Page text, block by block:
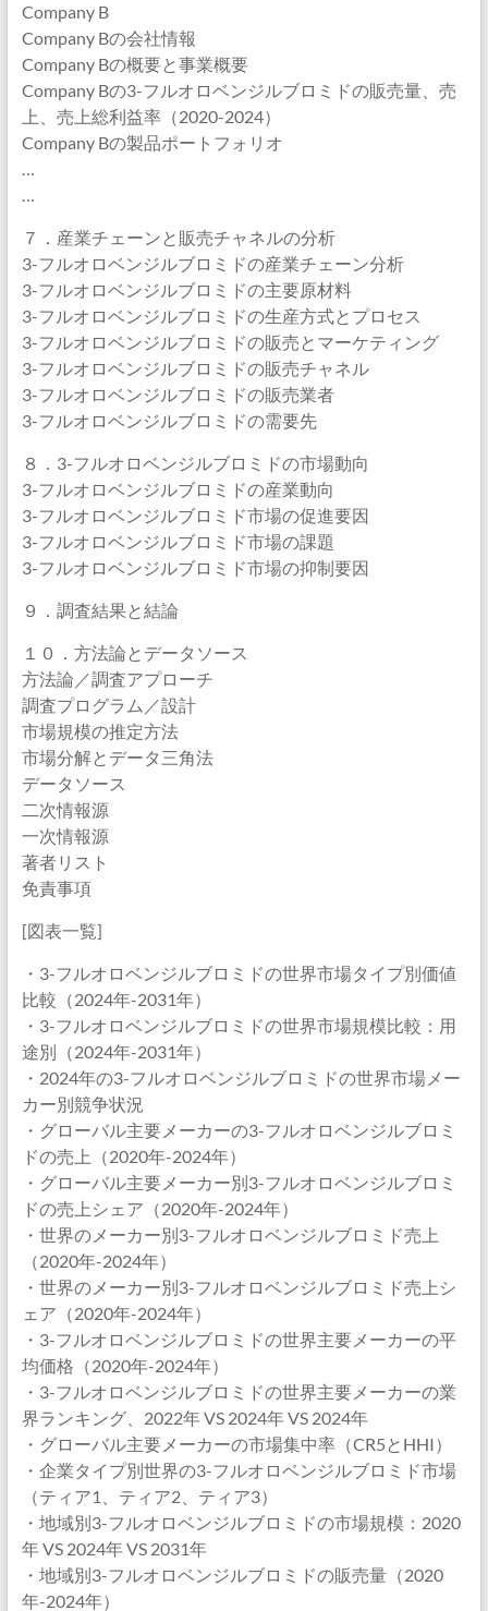
Company B
Company Bの会社情報
Company Bの概要と事業概要
Company Bの3-フルオロベンジルブロミドの販売量、売
上、売上総利益率（2020-2024）
Company Bの製品ポートフォリオ
…
…
７．産業チェーンと販売チャネルの分析
3-フルオロベンジルブロミドの産業チェーン分析
3-フルオロベンジルブロミドの主要原材料
3-フルオロベンジルブロミドの生産方式とプロセス
3-フルオロベンジルブロミドの販売とマーケティング
3-フルオロベンジルブロミドの販売チャネル
3-フルオロベンジルブロミドの販売業者
3-フルオロベンジルブロミドの需要先
８．3-フルオロベンジルブロミドの市場動向
3-フルオロベンジルブロミドの産業動向
3-フルオロベンジルブロミド市場の促進要因
3-フルオロベンジルブロミド市場の課題
3-フルオロベンジルブロミド市場の抑制要因
９．調査結果と結論
１０．方法論とデータソース
方法論／調査アプローチ
調査プログラム／設計
市場規模の推定方法
市場分解とデータ三角法
データソース
二次情報源
一次情報源
著者リスト
免責事項
[図表一覧]
・3-フルオロベンジルブロミドの世界市場タイプ別価値
比較（2024年-2031年）
・3-フルオロベンジルブロミドの世界市場規模比較：用
途別（2024年-2031年）
・2024年の3-フルオロベンジルブロミドの世界市場メー
カー別競争状況
・グローバル主要メーカーの3-フルオロベンジルブロミ
ドの売上（2020年-2024年）
・グローバル主要メーカー別3-フルオロベンジルブロミ
ドの売上シェア（2020年-2024年）
・世界のメーカー別3-フルオロベンジルブロミド売上
（2020年-2024年）
・世界のメーカー別3-フルオロベンジルブロミド売上シ
ェア（2020年-2024年）
・3-フルオロベンジルブロミドの世界主要メーカーの平
均価格（2020年-2024年）
・3-フルオロベンジルブロミドの世界主要メーカーの業
界ランキング、2022年 VS 2024年 VS 2024年
・グローバル主要メーカーの市場集中率（CR5とHHI）
・企業タイプ別世界の3-フルオロベンジルブロミド市場
（ティア1、ティア2、ティア3）
・地域別3-フルオロベンジルブロミドの市場規模：2020
年 VS 2024年 VS 2031年
・地域別3-フルオロベンジルブロミドの販売量（2020
年-2024年）